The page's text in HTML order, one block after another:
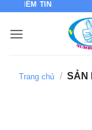
nội
NIỀM TIN
Trang chủ / SẢN